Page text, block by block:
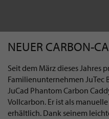
NEUER CARBON-
Seit dem März dieses Jahres
Familienunternehmen JuTec
JuCad Phantom Carbon
Vollcarbon. Er ist als
erhältlich. Dank seinem